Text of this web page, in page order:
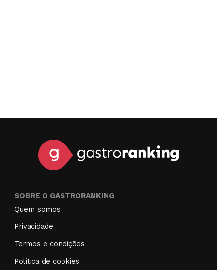
SOBRE O GASTRORANKING
Quem somos
Privacidade
Termos e condições
Política de cookies